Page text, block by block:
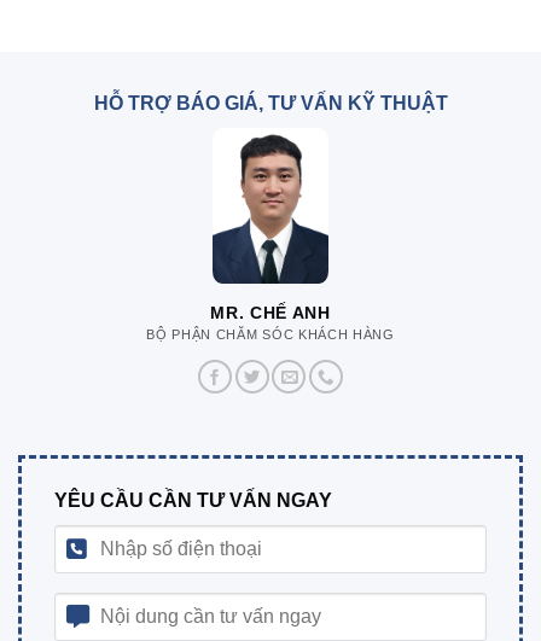
HỖ TRỢ BÁO GIÁ, TƯ VẤN KỸ THUẬT
MR. CHẾ ANH
BỘ PHẬN CHĂM SÓC KHÁCH HÀNG
YÊU CẦU CẦN TƯ VẤN NGAY